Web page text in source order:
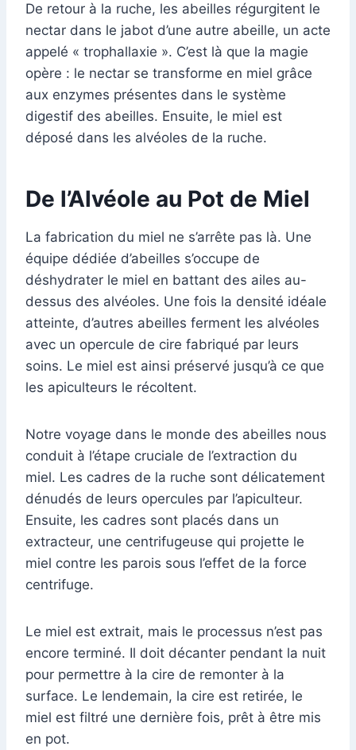
De retour à la ruche, les abeilles régurgitent le
nectar dans le jabot d’une autre abeille, un acte
appelé « trophallaxie ». C’est là que la magie
opère : le nectar se transforme en miel grâce
aux enzymes présentes dans le système
digestif des abeilles. Ensuite, le miel est
déposé dans les alvéoles de la ruche.
De l’Alvéole au Pot de Miel
La fabrication du miel ne s’arrête pas là. Une
équipe dédiée d’abeilles s’occupe de
déshydrater le miel en battant des ailes au-
dessus des alvéoles. Une fois la densité idéale
atteinte, d’autres abeilles ferment les alvéoles
avec un opercule de cire fabriqué par leurs
soins. Le miel est ainsi préservé jusqu’à ce que
les apiculteurs le récoltent.
Notre voyage dans le monde des abeilles nous
conduit à l’étape cruciale de l’extraction du
miel. Les cadres de la ruche sont délicatement
dénudés de leurs opercules par l’apiculteur.
Ensuite, les cadres sont placés dans un
extracteur, une centrifugeuse qui projette le
miel contre les parois sous l’effet de la force
centrifuge.
Le miel est extrait, mais le processus n’est pas
encore terminé. Il doit décanter pendant la nuit
pour permettre à la cire de remonter à la
surface. Le lendemain, la cire est retirée, le
miel est filtré une dernière fois, prêt à être mis
en pot.